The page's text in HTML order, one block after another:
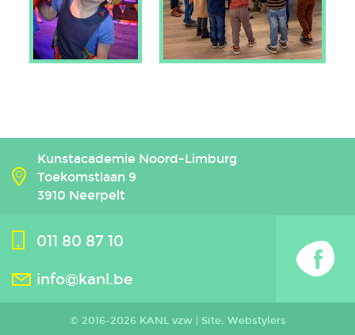
Kunstacademie Noord-Limburg
Toekomstlaan 9
3910 Neerpelt
011 80 87 10
info@kanl.be
© 2016-2026 KANL vzw | Site: Webstylers